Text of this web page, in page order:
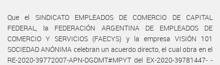
Que el SINDICATO EMPLEADOS DE COMERCIO DE CAPITAL
FEDERAL, la FEDERACIÓN ARGENTINA DE EMPLEADOS DE
COMERCIO Y SERVICIOS (FAECYS) y la empresa VISIÓN 101
SOCIEDAD ANÓNIMA celebran un acuerdo directo, el cual obra en el
RE-2020-39772007-APN-DGDMT#MPYT del EX-2020-39781447- -